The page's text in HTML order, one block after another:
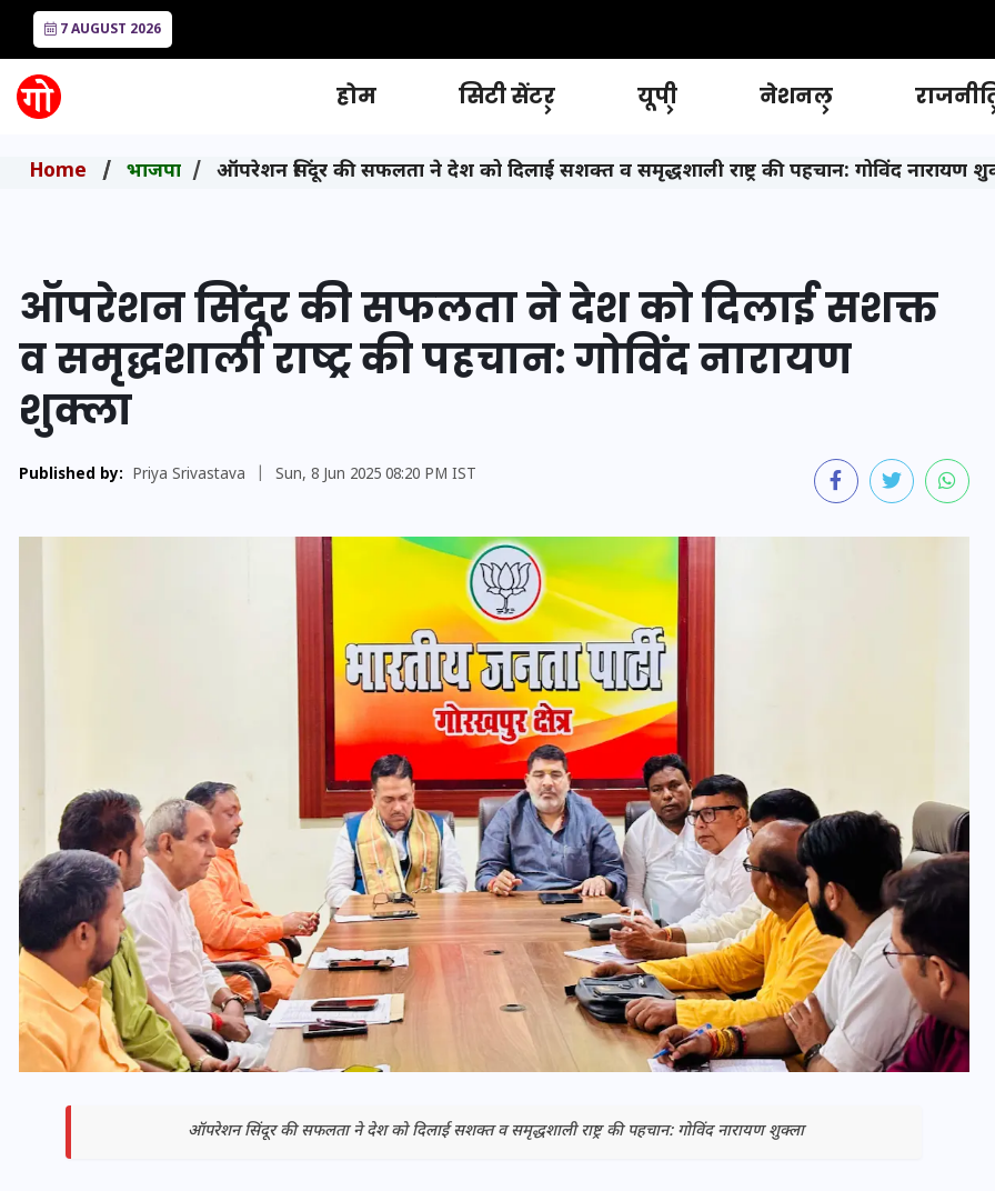
7 AUGUST 2026
होम सिटी सेंटर यूपी नेशनल
Home भाजपा ऑपरेशन सिंदूर की सफलता ने देश को दिलाई सशक्त व समृद्धशाली राष्ट्र की पहचान: गोविंद नारायण
ऑपरेशन सिंदूर की सफलता ने देश को दिलाई सशक्त
व समृद्धशाली राष्ट्र की पहचान: गोविंद नारायण
शुक्ला
Published by: Priya Srivastava Sun, 8 Jun 2025 08:20 PM IST
ऑपरेशन सिंदूर की सफलता ने देश को दिलाई सशक्त व समृद्धशाली राष्ट्र की पहचान: गोविंद नारायण शुक्ला
यूपी लेखपाल भर्ती: ओबीसी को
मिली बड़ी राहत, 2158 पदों पर
बंपर वैकेंसी, जनरल कोटे में भारी
कटौती
29 दिसम्बर 2025
वोटर लिस्ट पुनरीक्षण कार्यक्रम में
हुआ बदलाव, देखें नई तारीखों की
पूरी लिस्ट
30 दिसम्बर 2025